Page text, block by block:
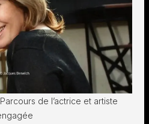
de l’actrice et artiste